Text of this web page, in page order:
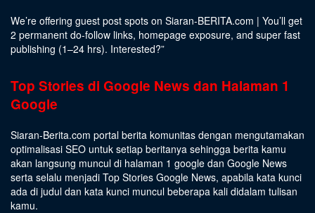
We’re offering guest post spots on Siaran-BERITA.com | You’ll get
2 permanent do-follow links, homepage exposure, and super fast
publishing (1–24 hrs). Interested?”
Top Stories di Google News dan Halaman 1
Google
Siaran-Berita.com portal berita komunitas dengan mengutamakan
optimalisasi SEO untuk setiap beritanya sehingga berita kamu
akan langsung muncul di halaman 1 google dan Google News
serta selalu menjadi Top Stories Google News, apabila kata kunci
ada di judul dan kata kunci muncul beberapa kali didalam tulisan
kamu.